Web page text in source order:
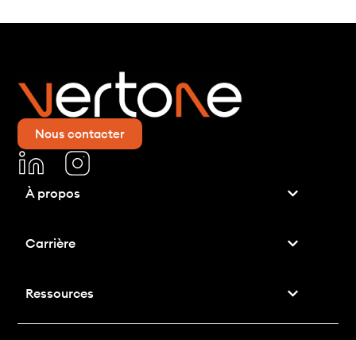
Nous contacter
À propos
Carrière
Ressources